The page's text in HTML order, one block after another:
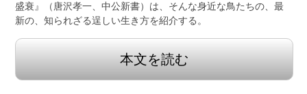
盛衰』（唐沢孝一、中公新書）は、そんな身近な鳥たちの、最
新の、知られざる逞しい生き方を紹介する。
本文を読む